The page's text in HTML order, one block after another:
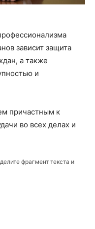
зависит защита
а также
и
причастным к
во всех делах и
фрагмент текста и